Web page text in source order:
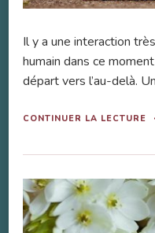
Il y a une interaction
humain dans ce
départ vers l’au-delà.
CONTINUER LA LECTURE